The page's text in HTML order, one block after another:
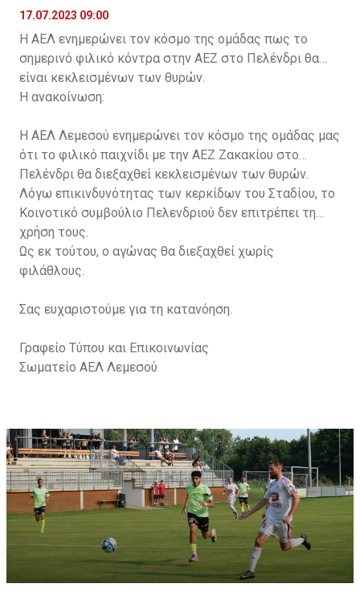
17.07.2023 09:00
Η ΑΕΛ ενημερώνει τον κόσμο της ομάδας πως το
σημερινό φιλικό κόντρα στην ΑΕΖ στο Πελένδρι θα
είναι κεκλεισμένων των θυρών.
Η ανακοίνωση:
Η ΑΕΛ Λεμεσού ενημερώνει τον κόσμο της ομάδας μας
ότι το φιλικό παιχνίδι με την ΑΕΖ Ζακακίου στο
Πελένδρι θα διεξαχθεί κεκλεισμένων των θυρών.
Λόγω επικινδυνότητας των κερκίδων του Σταδίου, το
Κοινοτικό συμβούλιο Πελενδριού δεν επιτρέπει τη
χρήση τους.
Ως εκ τούτου, ο αγώνας θα διεξαχθεί χωρίς
φιλάθλους.
Σας ευχαριστούμε για τη κατανόηση.
Γραφείο Τύπου και Επικοινωνίας
Σωματείο ΑΕΛ Λεμεσού